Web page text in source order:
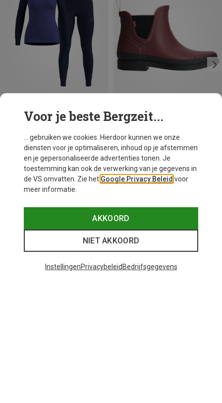
Maten
Dames Active Warm Eco Set
€ 109,20
S L XL
Je bespaart 24%
Voor je beste Bergzeit...
... gebruiken we cookies. Hierdoor kunnen we onze
diensten voor je optimaliseren, inhoud op je afstemmen
en je gepersonaliseerde advertenties tonen. Je
toestemming kan ook de verwerking van je gegevens in
de VS omvatten. Zie het Google Privacy Beleid voor
meer informatie.
AKKOORD
NIET AKKOORD
InstellingenPrivacybeleid Bedrijfsgegevens